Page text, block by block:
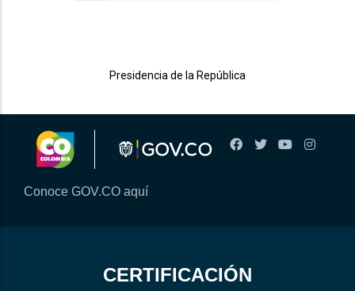
Presidencia de la República
Conoce GOV.CO aquí
CERTIFICACIÓN